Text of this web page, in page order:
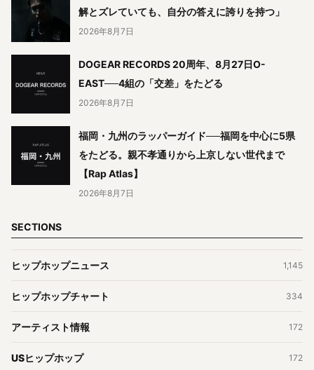
解とズレていても、自分の答えに誇りを持つ」
2026年8月7日
DOGEAR RECORDS 20周年、8月27日O-
EAST──4組の「交差」をたどる
2026年8月7日
福岡・九州のラッパーガイド──福岡を中心に5県
をたどる。親不孝通りから上京しない世代まで
【Rap Atlas】
2026年8月7日
SECTIONS
ヒップホップニュース 1,145
ヒップホップチャート 334
アーティスト情報 172
USヒップホップ 172